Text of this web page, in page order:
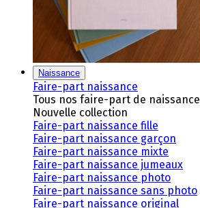
Naissance
Faire-part naissance
Tous nos faire-part de naissance
Nouvelle collection
Faire-part naissance fille
Faire-part naissance garçon
Faire-part naissance mixte
Faire-part naissance jumeaux
Faire-part naissance photo
Faire-part naissance sans photo
Faire-part naissance original